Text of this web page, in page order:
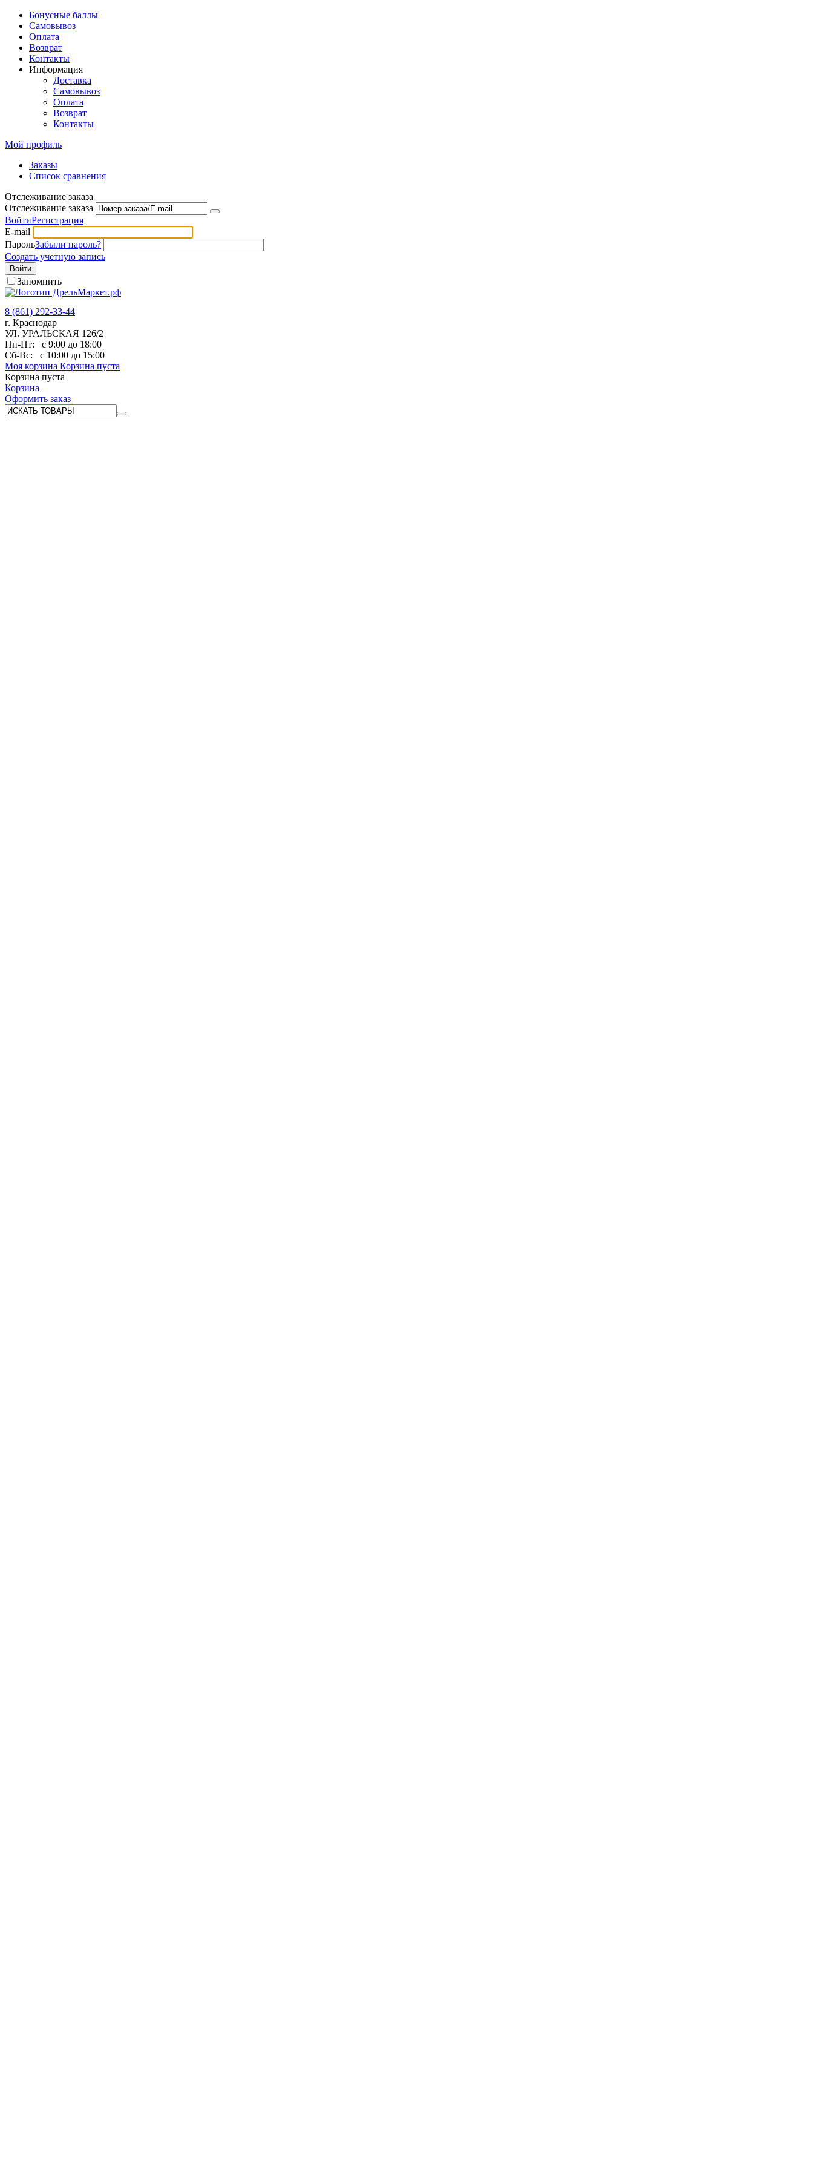
Бонусные баллы
Самовывоз
Оплата
Возврат
Контакты
Информация
Доставка
Самовывоз
Оплата
Возврат
Контакты
Мой профиль
Заказы
Список сравнения
Отслеживание заказа
Отслеживание заказа
ВойтиРегистрация
E-mail
ПарольЗабыли пароль?
Создать учетную запись
Войти
Запомнить
8 (861) 292-33-44
г. Краснодар
УЛ. УРАЛЬСКАЯ 126/2
Пн-Пт:
с 9:00 до 18:00
Сб-Вс:
с 10:00 до 15:00
Моя корзина Корзина пуста
Корзина пуста
Корзина
Оформить заказ